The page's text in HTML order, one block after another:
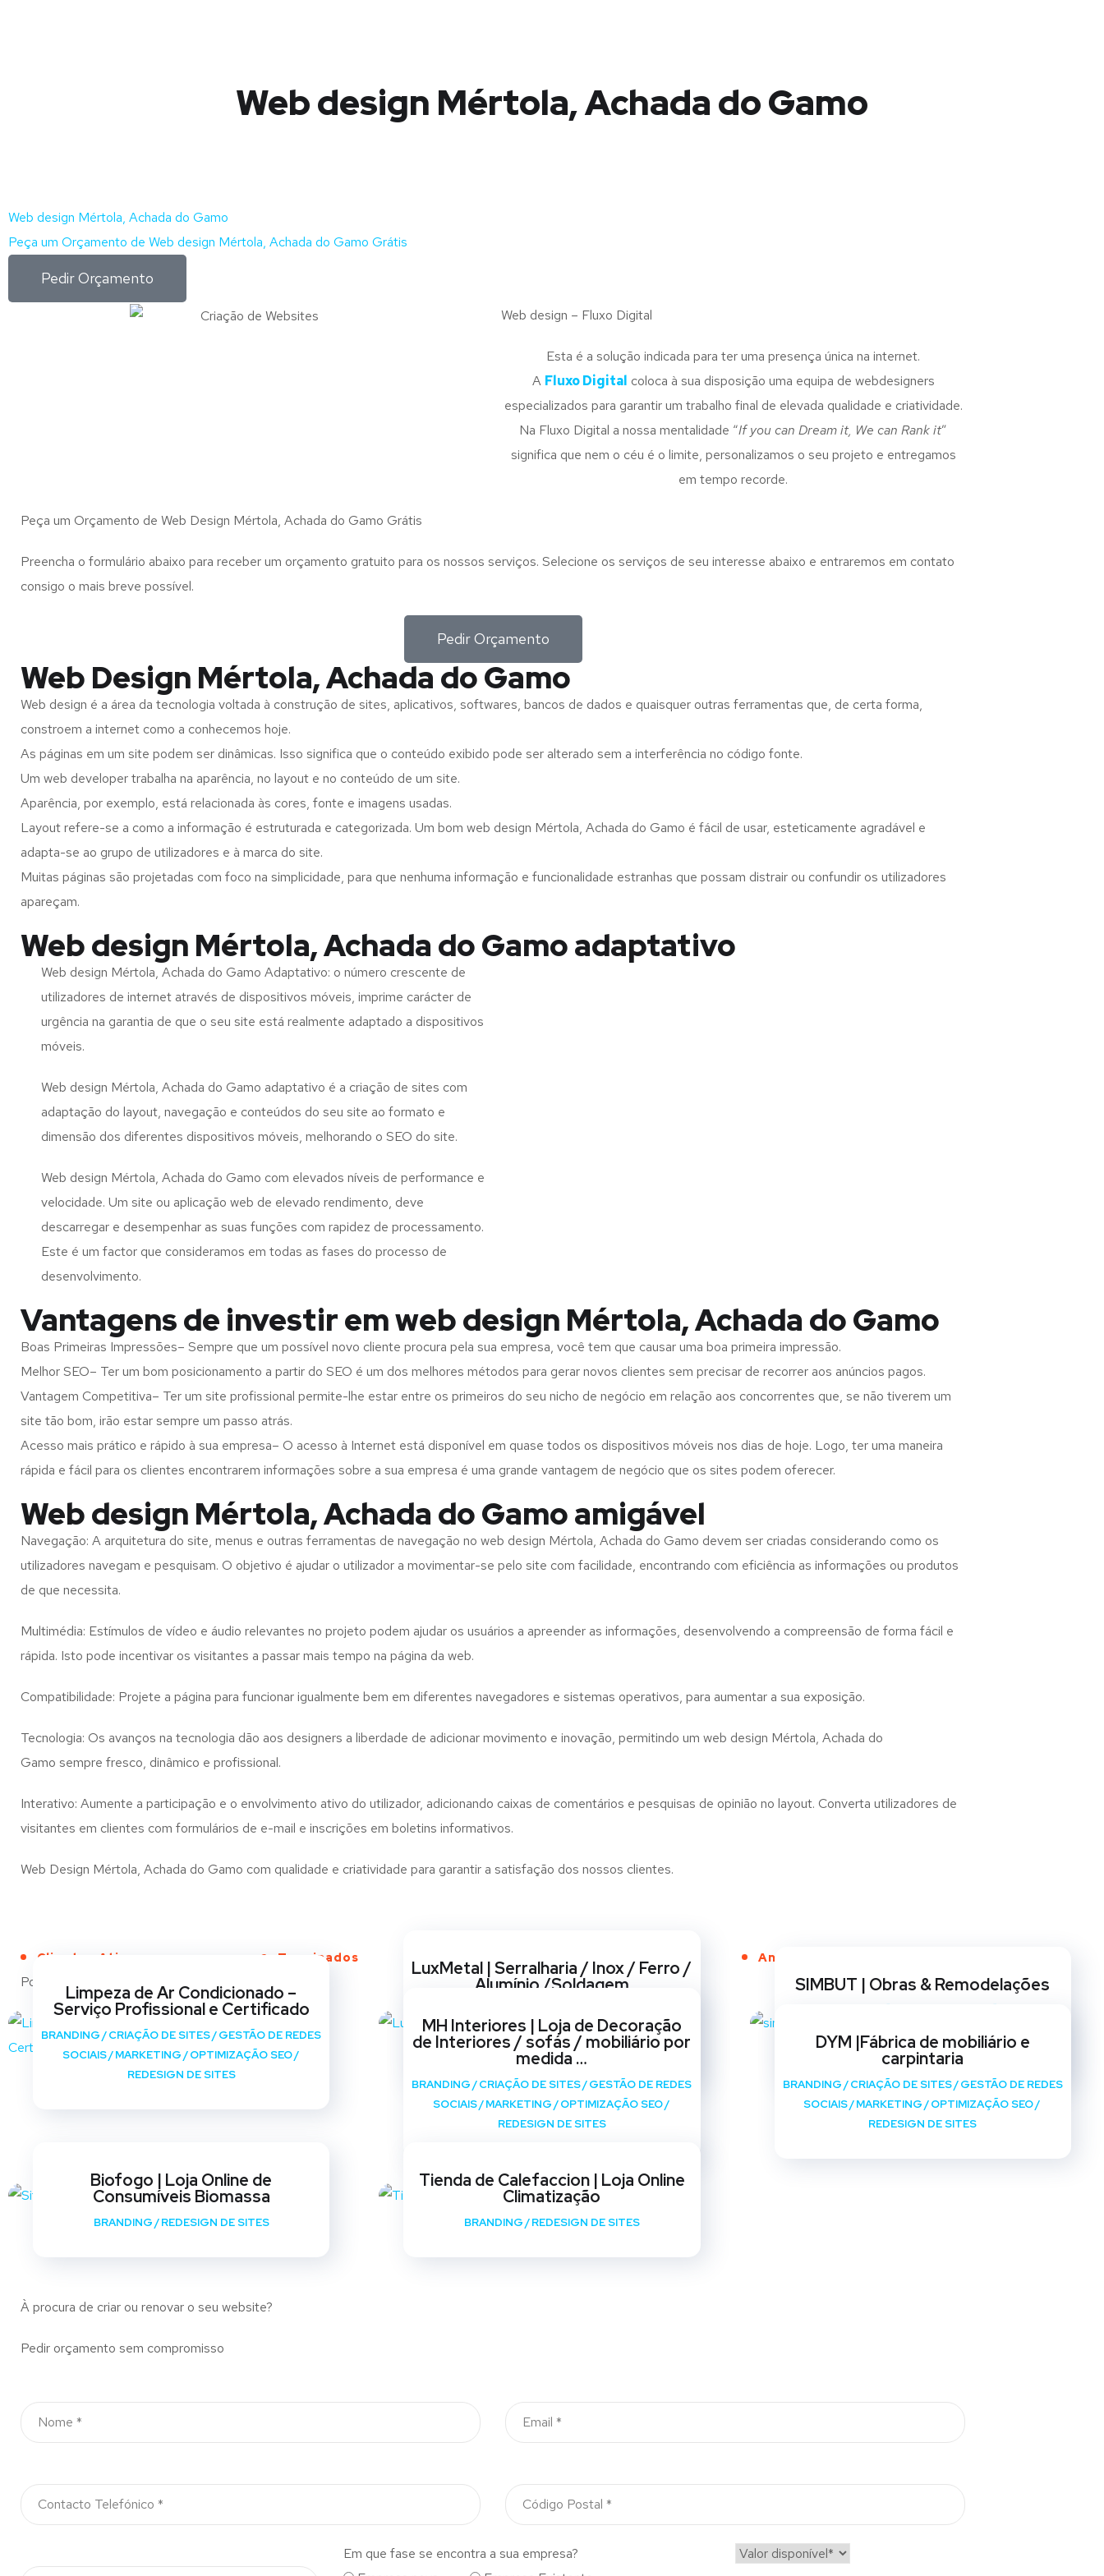
Web design Mértola, Achada do Gamo
Web design Mértola, Achada do Gamo
Peça um Orçamento de Web design Mértola, Achada do Gamo Grátis
Pedir Orçamento
Web design – Fluxo Digital
Esta é a solução indicada para ter uma presença única na internet.
A Fluxo Digital coloca à sua disposição uma equipa de webdesigners
especializados para garantir um trabalho final de elevada qualidade e criatividade.
Na Fluxo Digital a nossa mentalidade “If you can Dream it, We can Rank it”
significa que nem o céu é o limite, personalizamos o seu projeto e entregamos
em tempo recorde.
Peça um Orçamento de Web Design Mértola, Achada do Gamo Grátis
Preencha o formulário abaixo para receber um orçamento gratuito para os nossos serviços. Selecione os serviços de seu interesse abaixo e entraremos em contato
consigo o mais breve possível.
Pedir Orçamento
Web Design Mértola, Achada do Gamo
Web design é a área da tecnologia voltada à construção de sites, aplicativos, softwares, bancos de dados e quaisquer outras ferramentas que, de certa forma,
constroem a internet como a conhecemos hoje.
As páginas em um site podem ser dinâmicas. Isso significa que o conteúdo exibido pode ser alterado sem a interferência no código fonte.
Um web developer trabalha na aparência, no layout e no conteúdo de um site.
Aparência, por exemplo, está relacionada às cores, fonte e imagens usadas.
Layout refere-se a como a informação é estruturada e categorizada. Um bom web design Mértola, Achada do Gamo é fácil de usar, esteticamente agradável e
adapta-se ao grupo de utilizadores e à marca do site.
Muitas páginas são projetadas com foco na simplicidade, para que nenhuma informação e funcionalidade estranhas que possam distrair ou confundir os utilizadores
apareçam.
Web design Mértola, Achada do Gamo adaptativo
Web design Mértola, Achada do Gamo Adaptativo: o número crescente de
utilizadores de internet através de dispositivos móveis, imprime carácter de
urgência na garantia de que o seu site está realmente adaptado a dispositivos
móveis.
Web design Mértola, Achada do Gamo adaptativo é a criação de sites com
adaptação do layout, navegação e conteúdos do seu site ao formato e
dimensão dos diferentes dispositivos móveis, melhorando o SEO do site.
Web design Mértola, Achada do Gamo com elevados níveis de performance e
velocidade. Um site ou aplicação web de elevado rendimento, deve
descarregar e desempenhar as suas funções com rapidez de processamento.
Este é um factor que consideramos em todas as fases do processo de
desenvolvimento.
Vantagens de investir em web design Mértola, Achada do Gamo
Boas Primeiras Impressões– Sempre que um possível novo cliente procura pela sua empresa, você tem que causar uma boa primeira impressão.
Melhor SEO– Ter um bom posicionamento a partir do SEO é um dos melhores métodos para gerar novos clientes sem precisar de recorrer aos anúncios pagos.
Vantagem Competitiva– Ter um site profissional permite-lhe estar entre os primeiros do seu nicho de negócio em relação aos concorrentes que, se não tiverem um
site tão bom, irão estar sempre um passo atrás.
Acesso mais prático e rápido à sua empresa– O acesso à Internet está disponível em quase todos os dispositivos móveis nos dias de hoje. Logo, ter uma maneira
rápida e fácil para os clientes encontrarem informações sobre a sua empresa é uma grande vantagem de negócio que os sites podem oferecer.
Web design Mértola, Achada do Gamo amigável
Navegação: A arquitetura do site, menus e outras ferramentas de navegação no web design Mértola, Achada do Gamo devem ser criadas considerando como os
utilizadores navegam e pesquisam. O objetivo é ajudar o utilizador a movimentar-se pelo site com facilidade, encontrando com eficiência as informações ou produtos
de que necessita.
Multimédia: Estímulos de vídeo e áudio relevantes no projeto podem ajudar os usuários a apreender as informações, desenvolvendo a compreensão de forma fácil e
rápida. Isto pode incentivar os visitantes a passar mais tempo na página da web.
Compatibilidade: Projete a página para funcionar igualmente bem em diferentes navegadores e sistemas operativos, para aumentar a sua exposição.
Tecnologia: Os avanços na tecnologia dão aos designers a liberdade de adicionar movimento e inovação, permitindo um web design Mértola, Achada do
Gamo sempre fresco, dinâmico e profissional.
Interativo: Aumente a participação e o envolvimento ativo do utilizador, adicionando caixas de comentários e pesquisas de opinião no layout. Converta utilizadores de
visitantes em clientes com formulários de e-mail e inscrições em boletins informativos.
Web Design Mértola, Achada do Gamo com qualidade e criatividade para garantir a satisfação dos nossos clientes.
Clientes Ativos Terminados Anos de Serviço
Portfólio
Limpeza de Ar Condicionado –
Serviço Profissional e Certificado
BRANDING/CRIAÇÃO DE SITES/GESTÃO DE REDES
SOCIAIS/MARKETING/OPTIMIZAÇÃO SEO/
REDESIGN DE SITES
LuxMetal | Serralharia / Inox / Ferro /
Alumínio /Soldagem
SOCIAIS/ MARKETING/OPTIMIZAÇÃO SEO/
REDESIGN DE SITES
SIMBUT | Obras & Remodelações
REDESIGN DE SITES
MH Interiores | Loja de Decoração
de Interiores / sofás / mobiliário por
medida …
BRANDING /CRIAÇÃO DE SITES/GESTÃO DE REDES
SOCIAIS/MARKETING/OPTIMIZAÇÃO SEO/
REDESIGN DE SITES
DYM |Fábrica de mobiliário e
carpintaria
BRANDING/CRIAÇÃO DE SITES/GESTÃO DE REDES
SOCIAIS/MARKETING/OPTIMIZAÇÃO SEO/
REDESIGN DE SITES
Biofogo | Loja Online de
Consumíveis Biomassa
BRANDING/REDESIGN DE SITES
Tienda de Calefaccion | Loja Online
Climatização
BRANDING/REDESIGN DE SITES
À procura de criar ou renovar o seu website?
Pedir orçamento sem compromisso
Em que fase se encontra a sua empresa?